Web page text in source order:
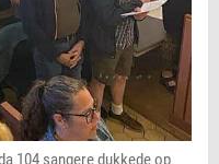
104 sangere dukkede op